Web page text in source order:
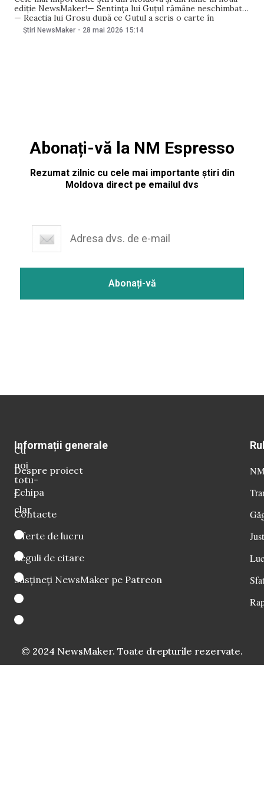
ediție NewsMaker!— Sentința lui Guțul rămâne neschimbată
— Reacția lui Grosu după ce Guțul a scris o carte în
penitenciar— Referendum pentru școli și reforma APL?—
Ce l-a apucat? Ceban, scos forțat din plenul parlamentului—
Știri NewsMaker - 28 mai 2026 15:14
Abonați-vă la NM Espresso
Rezumat zilnic cu cele mai importante știri din
Moldova direct pe emailul dvs
Cu
noi
totu-
i
clar
Informații generale
Despre proiect
Echipa
Contacte
Oferte de lucru
Reguli de citare
Susțineți NewsMaker pe Patreon
© 2024 NewsMaker. Toate drepturile rezervate.